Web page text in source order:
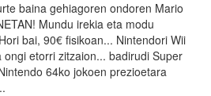
baina gehiagoren ondoren Mario
Mundu irekia eta modu
bai, 90€ fisikoan... Nintendori Wii
ongi etorri zitzaion... badirudi Super
64ko jokoen prezioetara